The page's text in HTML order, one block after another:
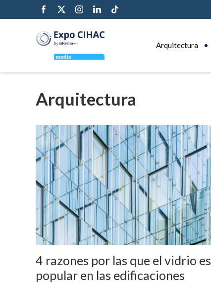
Arquitectura
Arquitectura
4 razones por las que el vidrio es
popular en las edificaciones